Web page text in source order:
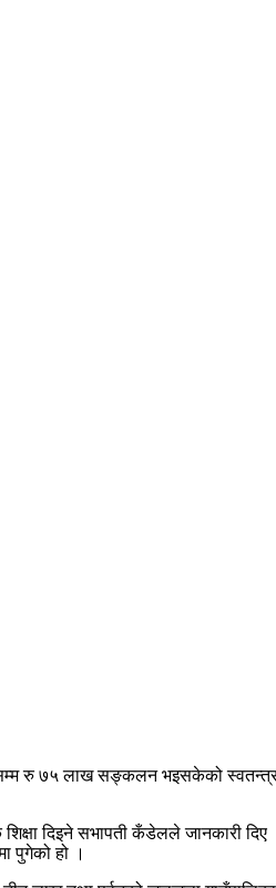
रु ७५ लाख सङ्कलन भइसकेको स्वतन्त्र
दिइने सभापती कँडेलले जानकारी
पुगेको हो ।